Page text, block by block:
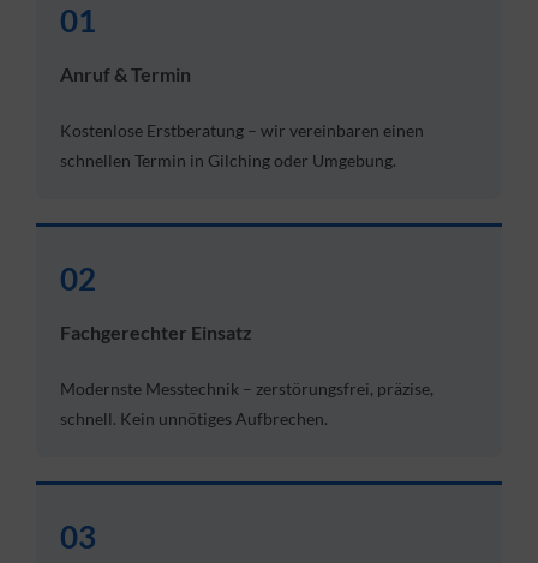
01
Anruf & Termin
Kostenlose Erstberatung – wir vereinbaren einen
schnellen Termin in Gilching oder Umgebung.
02
Fachgerechter Einsatz
Modernste Messtechnik – zerstörungsfrei, präzise,
schnell. Kein unnötiges Aufbrechen.
03